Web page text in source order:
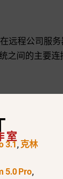
远程公司服
之间的主要连
SaaS平台
常见用例包括
室
3.1,克林
5.0 Pro,